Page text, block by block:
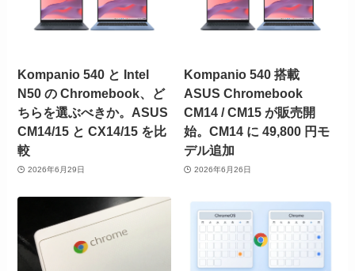
Kompanio 540 と Intel
N50 の Chromebook、ど
ちらを選ぶべきか。ASUS
CM14/15 と CX14/15 を比
較
2026年6月29日
Kompanio 540 搭載
ASUS Chromebook
CM14 / CM15 が販売開
始。CM14 に 49,800 円モ
デル追加
2026年6月26日